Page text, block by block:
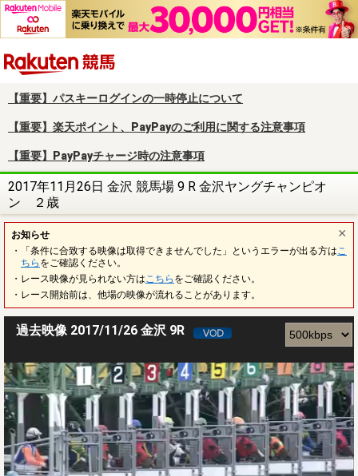
【重要】パスキーログインの一時停止について
【重要】楽天ポイント、PayPayのご利用に関する注意事項
【重要】PayPayチャージ時の注意事項
2017年11月26日 金沢 競馬場 9 R 金沢ヤングチャンピオ
ン ２歳
お知らせ
・「条件に合致する映像は取得できませんでした」というエラーが出る方は こ
ちら をご確認ください。
・レース映像が見られない方は こちら をご確認ください。
・レース開始前は、他場の映像が流れることがあります。
過去映像 2017/11/26 金沢 9R